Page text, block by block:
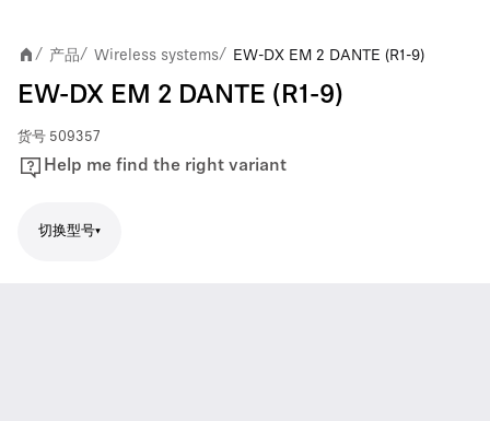
/ 产品/ Wireless systems/ EW-DX EM 2 DANTE (R1-9)
EW-DX EM 2 DANTE (R1-9)
货号 509357
Help me find the right variant
切换型号